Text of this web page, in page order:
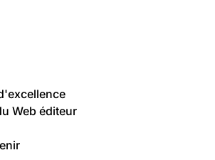
Web éditeur